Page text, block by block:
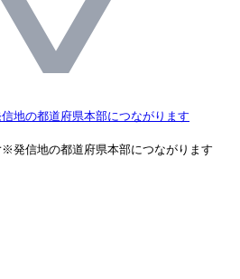
地の都道府県本部につながります
※発信地の都道府県本部につながります